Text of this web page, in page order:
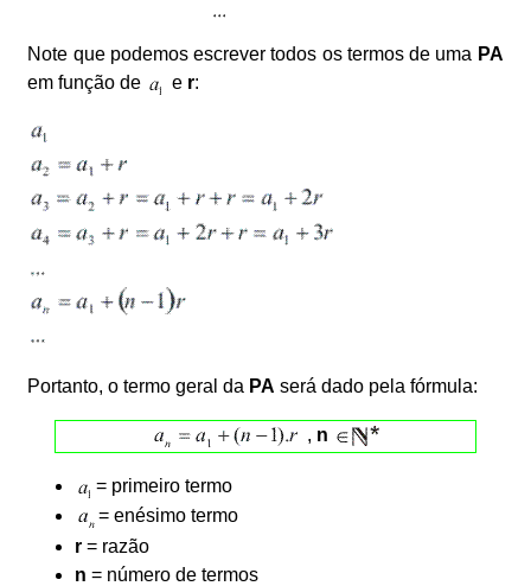
Note que podemos escrever todos os termos de uma PA
em função de
e r:
Portanto, o termo geral da PA será dado pela fórmula:
, n
= primeiro termo
= enésimo termo
r = razão
n = número de termos